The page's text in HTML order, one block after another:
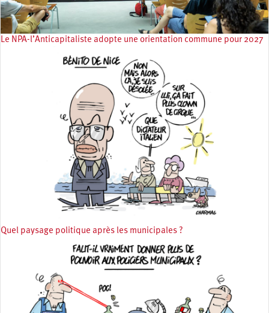
Le NPA-l’Anticapitaliste adopte une orientation commune pour 2027
Quel paysage politique après les municipales ?